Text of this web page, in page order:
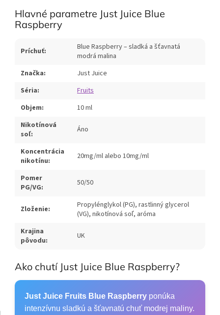
Hlavné parametre Just Juice Blue
Raspberry
Príchuť:
Blue Raspberry – sladká a šťavnatá
modrá malina
Značka:
Just Juice
Séria:
Fruits
Objem:
10 ml
Nikotínová
soľ:
Áno
Koncentrácia
nikotínu:
20mg/ml alebo 10mg/ml
Pomer
PG/VG:
50/50
Zloženie:
Propylénglykol (PG), rastlinný glycerol
(VG), nikotínová soľ, aróma
Krajina
pôvodu:
UK
Ako chutí Just Juice Blue Raspberry?
Just Juice Fruits Blue Raspberry ponúka
intenzívnu sladkú a šťavnatú chuť modrej maliny.